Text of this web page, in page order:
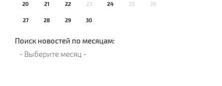
20 21 22 23 24 25 26
27 28 29 30
Поиск новостей по месяцам: